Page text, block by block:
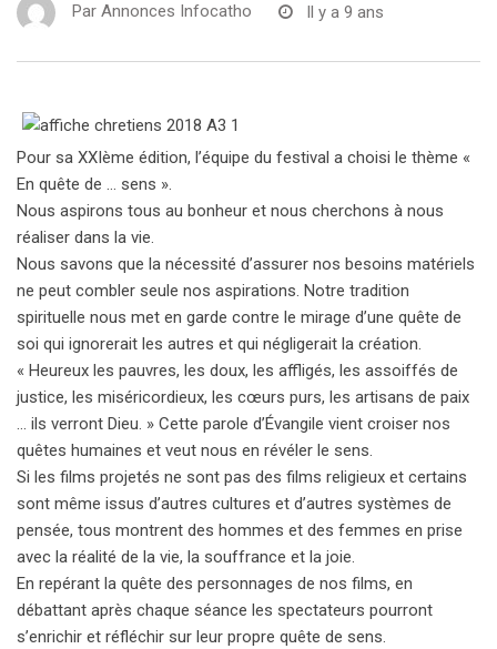
Par Annonces Infocatho Il y a 9 ans
Pour sa XXIème édition, l’équipe du festival a choisi le thème «
En quête de … sens ».
Nous aspirons tous au bonheur et nous cherchons à nous
réaliser dans la vie.
Nous savons que la nécessité d’assurer nos besoins matériels
ne peut combler seule nos aspirations. Notre tradition
spirituelle nous met en garde contre le mirage d’une quête de
soi qui ignorerait les autres et qui négligerait la création.
« Heureux les pauvres, les doux, les affligés, les assoiffés de
justice, les miséricordieux, les cœurs purs, les artisans de paix
… ils verront Dieu. » Cette parole d’Évangile vient croiser nos
quêtes humaines et veut nous en révéler le sens.
Si les films projetés ne sont pas des films religieux et certains
sont même issus d’autres cultures et d’autres systèmes de
pensée, tous montrent des hommes et des femmes en prise
avec la réalité de la vie, la souffrance et la joie.
En repérant la quête des personnages de nos films, en
débattant après chaque séance les spectateurs pourront
s’enrichir et réfléchir sur leur propre quête de sens.